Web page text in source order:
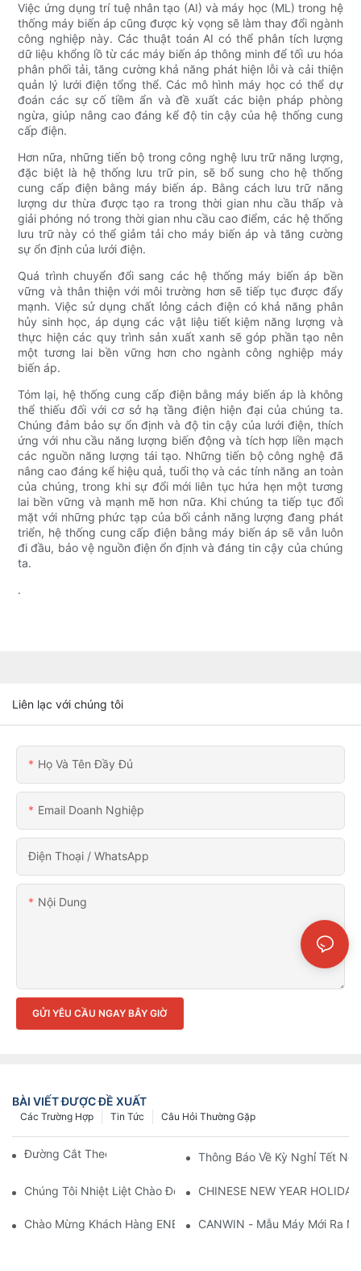
Việc ứng dụng trí tuệ nhân tạo (AI) và máy học (ML) trong hệ
thống máy biến áp cũng được kỳ vọng sẽ làm thay đổi ngành
công nghiệp này. Các thuật toán AI có thể phân tích lượng
dữ liệu khổng lồ từ các máy biến áp thông minh để tối ưu hóa
phân phối tải, tăng cường khả năng phát hiện lỗi và cải thiện
quản lý lưới điện tổng thể. Các mô hình máy học có thể dự
đoán các sự cố tiềm ẩn và đề xuất các biện pháp phòng
ngừa, giúp nâng cao đáng kể độ tin cậy của hệ thống cung
cấp điện.
Hơn nữa, những tiến bộ trong công nghệ lưu trữ năng lượng,
đặc biệt là hệ thống lưu trữ pin, sẽ bổ sung cho hệ thống
cung cấp điện bằng máy biến áp. Bằng cách lưu trữ năng
lượng dư thừa được tạo ra trong thời gian nhu cầu thấp và
giải phóng nó trong thời gian nhu cầu cao điểm, các hệ thống
lưu trữ này có thể giảm tải cho máy biến áp và tăng cường
sự ổn định của lưới điện.
Quá trình chuyển đổi sang các hệ thống máy biến áp bền
vững và thân thiện với môi trường hơn sẽ tiếp tục được đẩy
mạnh. Việc sử dụng chất lỏng cách điện có khả năng phân
hủy sinh học, áp dụng các vật liệu tiết kiệm năng lượng và
thực hiện các quy trình sản xuất xanh sẽ góp phần tạo nên
một tương lai bền vững hơn cho ngành công nghiệp máy
biến áp.
Tóm lại, hệ thống cung cấp điện bằng máy biến áp là không
thể thiếu đối với cơ sở hạ tầng điện hiện đại của chúng ta.
Chúng đảm bảo sự ổn định và độ tin cậy của lưới điện, thích
ứng với nhu cầu năng lượng biến động và tích hợp liền mạch
các nguồn năng lượng tái tạo. Những tiến bộ công nghệ đã
nâng cao đáng kể hiệu quả, tuổi thọ và các tính năng an toàn
của chúng, trong khi sự đổi mới liên tục hứa hẹn một tương
lai bền vững và mạnh mẽ hơn nữa. Khi chúng ta tiếp tục đối
mặt với những phức tạp của bối cảnh năng lượng đang phát
triển, hệ thống cung cấp điện bằng máy biến áp sẽ vẫn luôn
đi đầu, bảo vệ nguồn điện ổn định và đáng tin cậy của chúng
ta.
.
Liên lạc với chúng tôi
Họ Và Tên Đầy Đủ
Email Doanh Nghiệp
Điện Thoại / WhatsApp
Nội Dung
GỬI YÊU CẦU NGAY BÂY GIỜ
BÀI VIẾT ĐƯỢC ĐỀ XUẤT
Câu Hỏi Thường Gặp
Tin Tức
Các Trường Hợp
Đường Cắt Theo Chiều Dài Là Gì?Thông Báo Về Kỳ Nghỉ Tết
Chúng Tôi Nhiệt Liệt Chào Đón Các Khách Hàng Nga Đến
CHINESE NEW YEAR
Chào Mừng Khách Hàng ENERGOMERA Đến Từ Nga Ghé
CANWIN - Mẫu Máy Mới Ra